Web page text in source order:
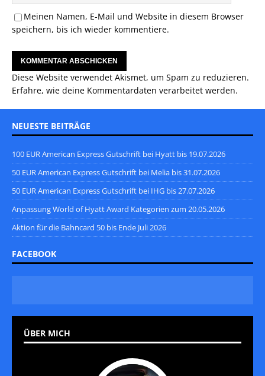
Meinen Namen, E-Mail und Website in diesem Browser
speichern, bis ich wieder kommentiere.
Diese Website verwendet Akismet, um Spam zu reduzieren.
Erfahre, wie deine Kommentardaten verarbeitet werden.
NEUESTE BEITRÄGE
100 EUR American Express Gutschrift bei Hyatt bis 19.07.2026
50 EUR American Express Gutschrift bei Melia bis 31.07.2026
50 EUR American Express Gutschrift bei IHG bis 27.07.2026
Anpassung World of Hyatt Award Kategorien zum 20.05.2026
Aktion für die Bahncard 50 bis Ende Juli 2026
FACEBOOK
ÜBER MICH